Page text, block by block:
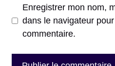
Enregistrer mon nom,
dans le navigateur
commentaire.